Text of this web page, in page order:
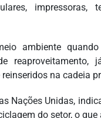
impressoras,
ambiente
na cadeia
Nações Unidas,
do setor, o